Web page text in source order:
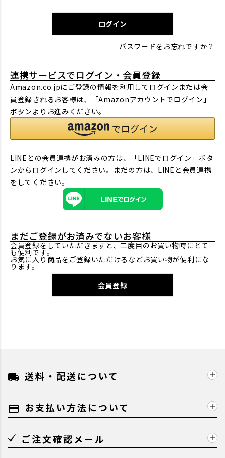
)
ログイン
パスワードをお忘れですか？
連携サービスでログイン・会員登録
Amazon.co.jpにご登録の情報を利用してログインまたは会
員登録されるお客様は、「Amazonアカウントでログイン」
ボタンよりお進みください。
LINEとの会員連携がお済みの方は、「LINEでログイン」ボタ
ンからログインしてください。まだの方は、 LINEと会員連携
をしてください。
まだご登録がお済みでないお客様
会員登録をしていただきますと、二度目のお買い物時にとて
も便利です。
お気に入り商品をご登録いただけるなどお買い物が便利にな
ります。
会員登録
local_shipping 送料・配送について
payment お支払い方法について
ご注文確認メール